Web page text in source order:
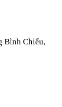
Bình Chiểu,